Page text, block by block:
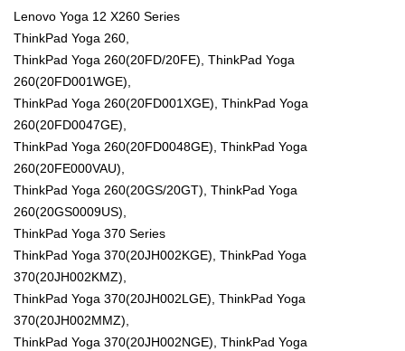
Lenovo Yoga 12 X260 Series
ThinkPad Yoga 260,
ThinkPad Yoga 260(20FD/20FE), ThinkPad Yoga
260(20FD001WGE),
ThinkPad Yoga 260(20FD001XGE), ThinkPad Yoga
260(20FD0047GE),
ThinkPad Yoga 260(20FD0048GE), ThinkPad Yoga
260(20FE000VAU),
ThinkPad Yoga 260(20GS/20GT), ThinkPad Yoga
260(20GS0009US),
ThinkPad Yoga 370 Series
ThinkPad Yoga 370(20JH002KGE), ThinkPad Yoga
370(20JH002KMZ),
ThinkPad Yoga 370(20JH002LGE), ThinkPad Yoga
370(20JH002MMZ),
ThinkPad Yoga 370(20JH002NGE), ThinkPad Yoga